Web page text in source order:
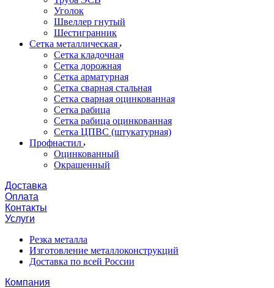
Уголок
Швеллер гнутый
Шестигранник
Сетка металлическая
Сетка кладочная
Сетка дорожная
Сетка арматурная
Сетка сварная стальная
Сетка сварная оцинкованная
Сетка рабица
Сетка рабица оцинкованная
Сетка ЦПВС (штукатурная)
Профнастил
Оцинкованный
Окрашенный
Доставка
Оплата
Контакты
Услуги
Резка металла
Изготовление металлоконструкций
Доставка по всей России
Компания